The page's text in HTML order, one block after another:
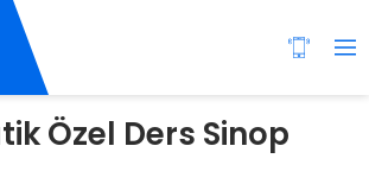
Özel Ders Sinop